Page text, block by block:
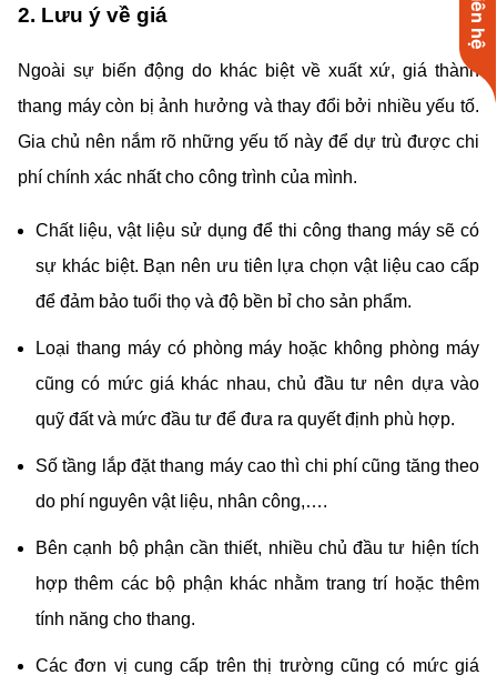
Liên hệ
2. Lưu ý về giá
Ngoài sự biến động do khác biệt về xuất xứ, giá thành
thang máy còn bị ảnh hưởng và thay đổi bởi nhiều yếu tố.
Gia chủ nên nắm rõ những yếu tố này để dự trù được chi
phí chính xác nhất cho công trình của mình.
Chất liệu, vật liệu sử dụng để thi công thang máy sẽ có
sự khác biệt. Bạn nên ưu tiên lựa chọn vật liệu cao cấp
để đảm bảo tuổi thọ và độ bền bỉ cho sản phẩm.
Loại thang máy có phòng máy hoặc không phòng máy
cũng có mức giá khác nhau, chủ đầu tư nên dựa vào
quỹ đất và mức đầu tư để đưa ra quyết định phù hợp.
Số tầng lắp đặt thang máy cao thì chi phí cũng tăng theo
do phí nguyên vật liệu, nhân công,….
Bên cạnh bộ phận cần thiết, nhiều chủ đầu tư hiện tích
hợp thêm các bộ phận khác nhằm trang trí hoặc thêm
tính năng cho thang.
Các đơn vị cung cấp trên thị trường cũng có mức giá